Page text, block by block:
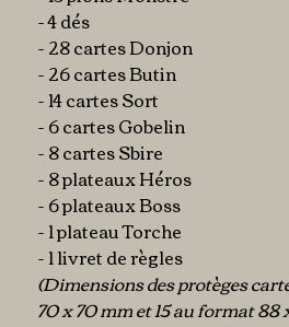
- 4 dés
- 28 cartes Donjon
- 26 cartes Butin
- 14 cartes Sort
- 6 cartes Gobelin
- 8 cartes Sbire
- 8 plateaux Héros
- 6 plateaux Boss
- 1 plateau Torche
- 1 livret de règles
(Dimensions des protèges
70 x 70 mm et 15 au format 88